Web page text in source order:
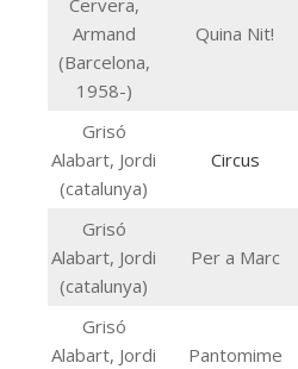
Armand
(Barcelona,
1958-)
Quina Nit!
Grisó
Alabart, Jordi
(catalunya)
Circus
Grisó
Alabart, Jordi
(catalunya)
Per a Marc
Grisó
Alabart, Jordi
Pantomime